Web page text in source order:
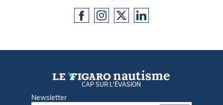
CAP SUR L'ÉVASION
Newsletter